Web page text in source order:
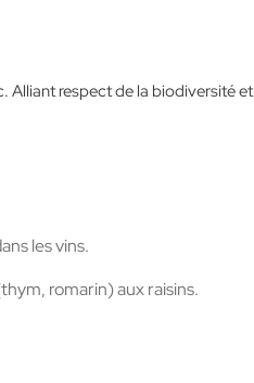
Alliant respect de la biodiversité et
les vins.
romarin) aux raisins.